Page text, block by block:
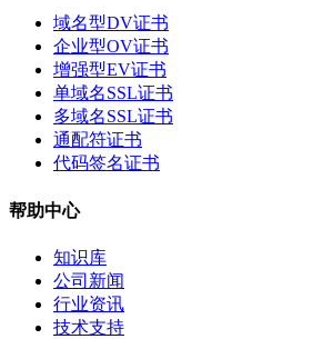
域名型DV证书
企业型OV证书
增强型EV证书
单域名SSL证书
多域名SSL证书
通配符证书
代码签名证书
帮助中心
知识库
公司新闻
行业资讯
技术支持